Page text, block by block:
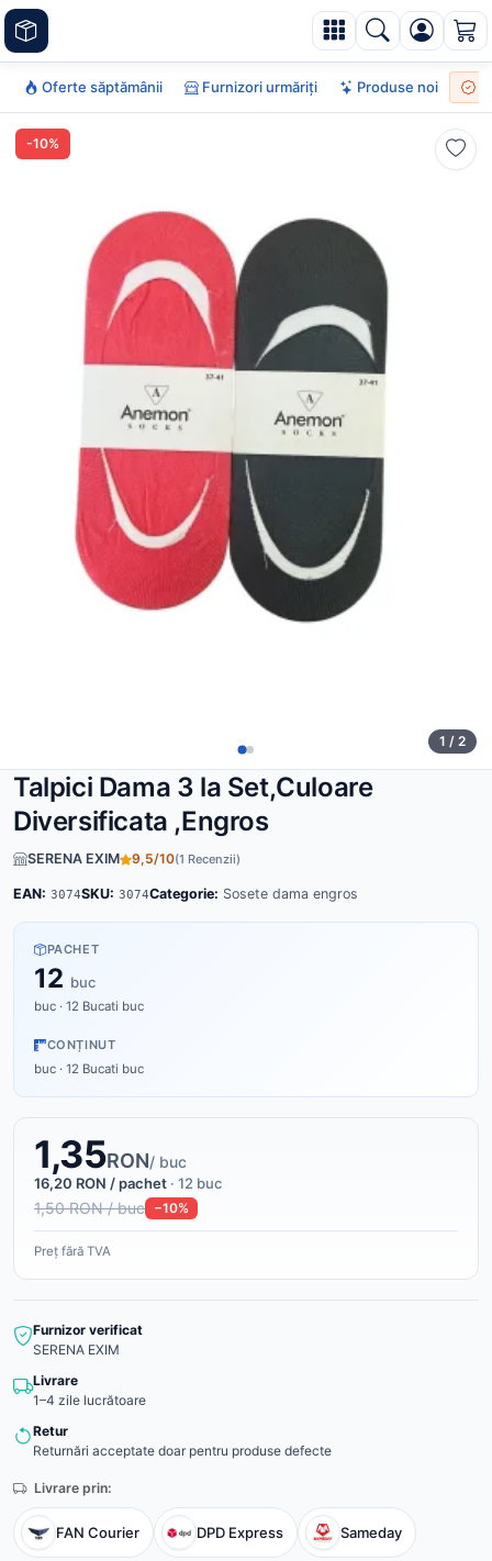
Oferte săptămânii Furnizori urmăriți Produse noi
-10%
1 / 2
Talpici Dama 3 la Set,Culoare
Diversificata ,Engros
SERENA EXIM 9,5/10(1 Recenzii)
EAN: 3074SKU: 3074Categorie: Sosete dama engros
PACHET
12 buc
buc · 12 Bucati buc
CONȚINUT
buc · 12 Bucati buc
1,35RON/ buc
16,20 RON / pachet · 12 buc
1,50 RON / buc −10%
Preț fără TVA
Furnizor verificat
SERENA EXIM
Livrare
1–4 zile lucrătoare
Retur
Returnări acceptate doar pentru produse defecte
Livrare prin:
FAN Courier DPD Express Sameday